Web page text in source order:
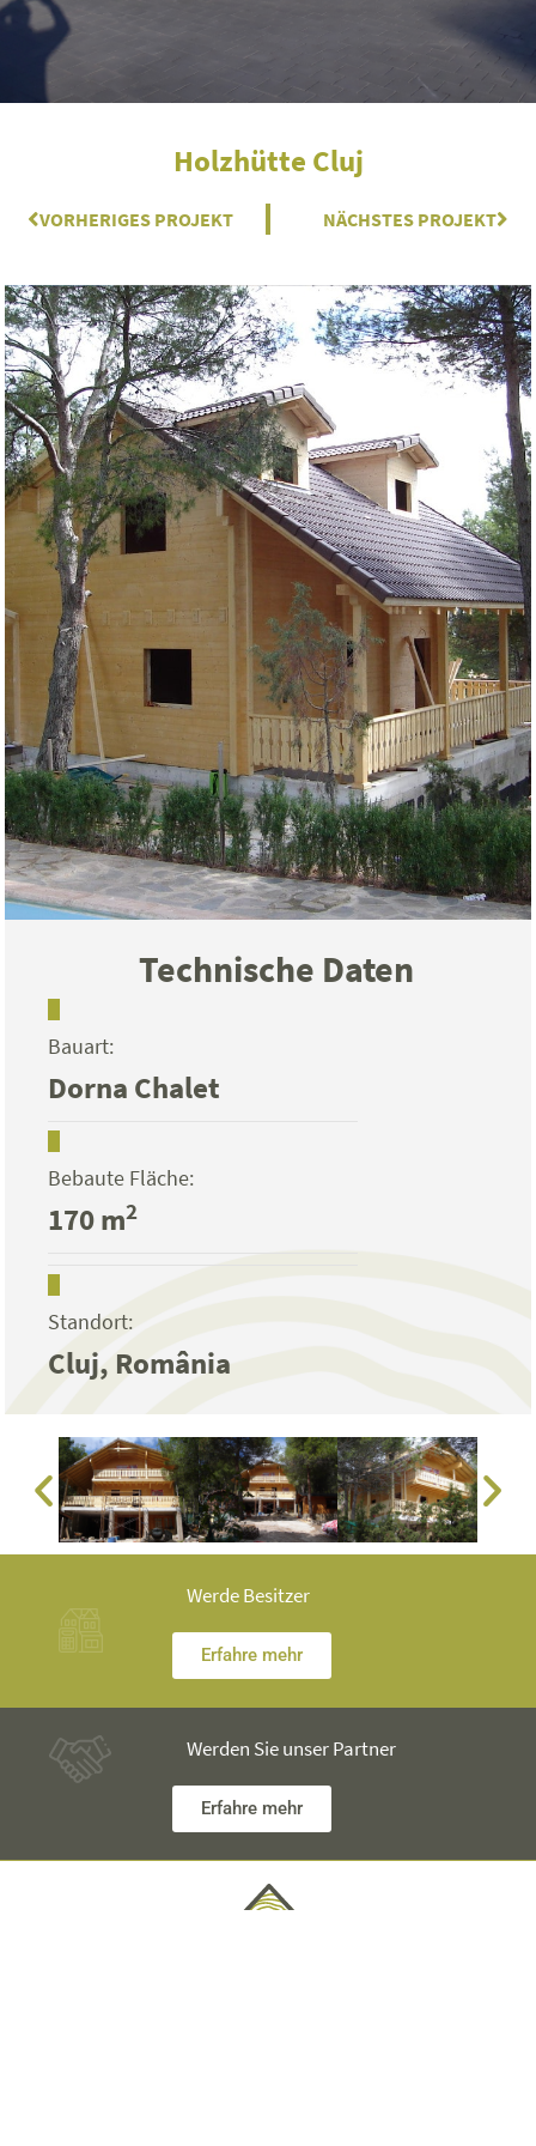
Holzhütte Cluj
Zurück
VORHERIGES PROJEKT NÄCHSTES PROJEKT
Technische Daten
Bauart:
Dorna Chalet
Bebaute Fläche:
170 m2
Standort:
Cluj, România
Werde Besitzer
Erfahre mehr
Werden Sie unser Partner
Erfahre mehr